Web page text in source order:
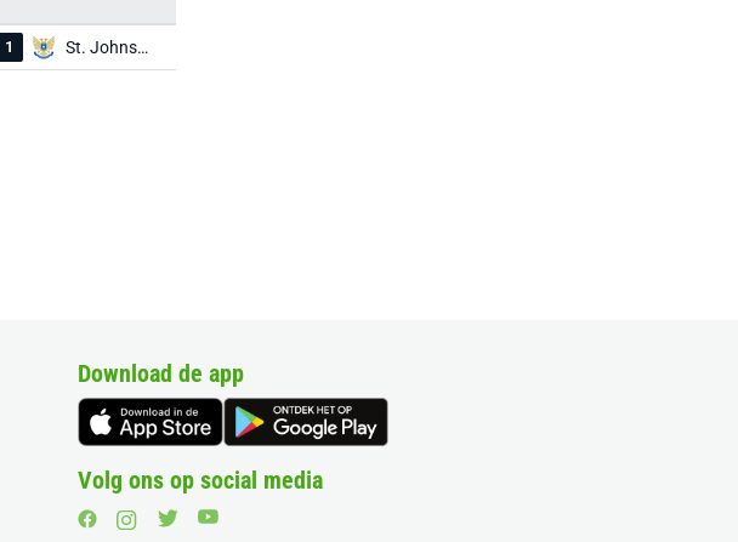
1 St. Johnstone
Download de app
Volg ons op social media